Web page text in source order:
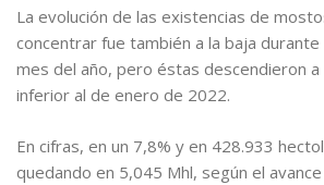
La evolución de las existencias de
concentrar fue también a la baja
mes del año, pero éstas descendieron a
inferior al de enero de 2022.
En cifras, en un 7,8% y en 428.933
quedando en 5,045 Mhl, según el